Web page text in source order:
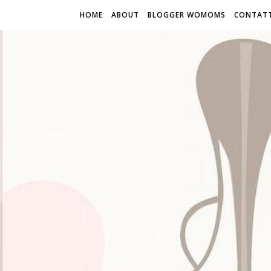
HOME ABOUT BLOGGER WOMOMS